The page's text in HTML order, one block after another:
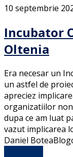
10 septembrie
Incubator
Oltenia
Era necesar un
un astfel de
apreciez
organizatiilor
dupa ce am luat
vazut implicarea
Daniel